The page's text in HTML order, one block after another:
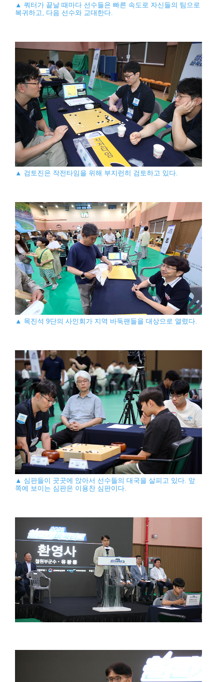
▲ 쿼터가 끝날 때마다 선수들은 빠른 속도로 자신들의 팀으로
복귀하고, 다음 선수와 교대한다.
▲ 검토진은 작전타임을 위해 부지런히 검토하고 있다.
▲ 목진석 9단의 사인회가 지역 바둑팬들을 대상으로 열렸다.
▲ 심판들이 곳곳에 앉아서 선수들의 대국을 살피고 있다. 앞
쪽에 보이는 심판은 이용찬 심판이다.